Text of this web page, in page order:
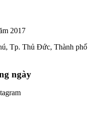
2017
Tp. Thủ Đức, Thành phố
ngày